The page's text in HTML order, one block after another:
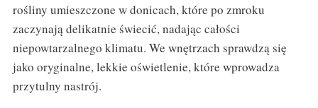
rośliny umieszczone w donicach, które po zmroku
zaczynają delikatnie świecić, nadając całości
niepowtarzalnego klimatu. We wnętrzach sprawdzą się
jako oryginalne, lekkie oświetlenie, które wprowadza
przytulny nastrój.